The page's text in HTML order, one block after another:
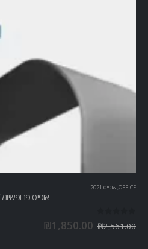
OFFICE
, אופיס 2021
אופיס פרופשיונל 2021 /Office Professional 2021
₪2,561.00
₪1,850.00